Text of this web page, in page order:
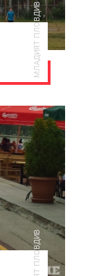
МЛАДИЯТ ПЛОВДИВ